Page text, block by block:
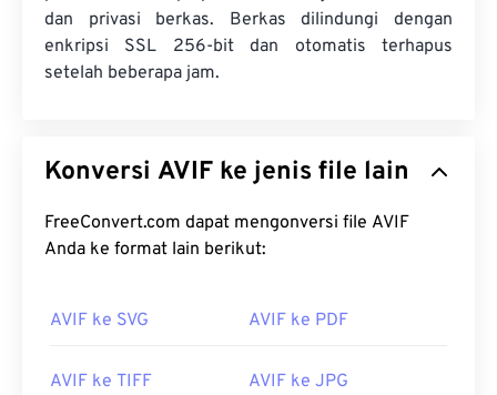
dan privasi berkas. Berkas dilindungi dengan
enkripsi SSL 256-bit dan otomatis terhapus
setelah beberapa jam.
Konversi AVIF ke jenis file lain
FreeConvert.com dapat mengonversi file AVIF
Anda ke format lain berikut:
AVIF ke SVG AVIF ke PDF
AVIF ke TIFF AVIF ke JPG